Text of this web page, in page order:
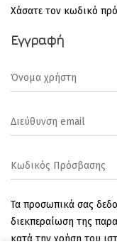
Χάσατε τον κωδικό
Εγγραφή
Τα προσωπικά σας
διεκπεραίωση της
κατά την χρήση του